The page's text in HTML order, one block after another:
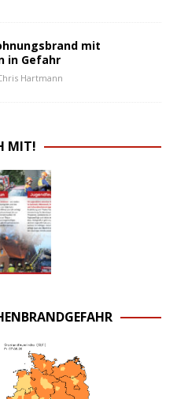
mit
in Gefahr
Hartmann
MIT!